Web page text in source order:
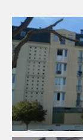
Économie De